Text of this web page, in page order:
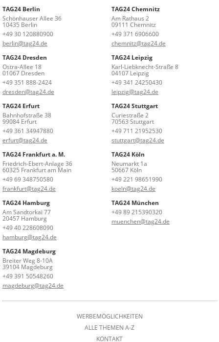
TAG24 Berlin
Schönhauser Allee 36
10435 Berlin
+49 30 120880900
berlin@tag24.de
TAG24 Chemnitz
Am Rathaus 2
09111 Chemnitz
+49 371 6906600
chemnitz@tag24.de
TAG24 Dresden
Ostra-Allee 18
01067 Dresden
+49 351 888-2424
dresden@tag24.de
TAG24 Leipzig
Karl-Liebknecht-Straße 8
04107 Leipzig
+49 341 24250430
leipzig@tag24.de
TAG24 Erfurt
Bahnhofstraße 38
99084 Erfurt
+49 361 34947880
erfurt@tag24.de
TAG24 Stuttgart
Curiestraße 2
70563 Stuttgart
+49 711 21952530
stuttgart@tag24.de
TAG24 Frankfurt a. M.
Friedrich-Ebert-Anlage 36
60325 Frankfurt am Main
+49 69 348750580
frankfurt@tag24.de
TAG24 Köln
Neumarkt 1a
50667 Köln
+49 221 98651990
koeln@tag24.de
TAG24 Hamburg
Am Sandtorkai 77
20457 Hamburg
+49 40 228608090
hamburg@tag24.de
TAG24 München
+49 89 215390320
muenchen@tag24.de
TAG24 Magdeburg
Breiter Weg 8-10A
39104 Magdeburg
+49 391 50548260
magdeburg@tag24.de
WERBEMÖGLICHKEITEN
ALLE THEMEN A-Z
KONTAKT